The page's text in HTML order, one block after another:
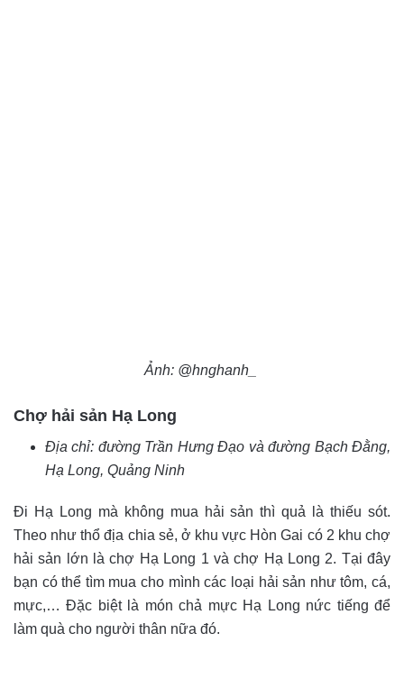
Ảnh: @hnghanh_
Chợ hải sản Hạ Long
Địa chỉ: đường Trần Hưng Đạo và đường Bạch Đằng,
Hạ Long, Quảng Ninh
Đi Hạ Long mà không mua hải sản thì quả là thiếu sót.
Theo như thổ địa chia sẻ, ở khu vực Hòn Gai có 2 khu chợ
hải sản lớn là chợ Hạ Long 1 và chợ Hạ Long 2. Tại đây
bạn có thể tìm mua cho mình các loại hải sản như tôm, cá,
mực,… Đặc biệt là món chả mực Hạ Long nức tiếng để
làm quà cho người thân nữa đó.